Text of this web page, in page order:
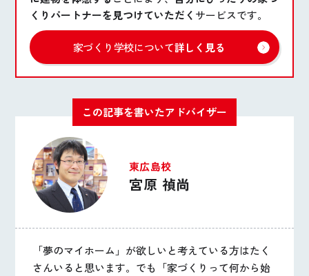
くりパートナーを見つけていただく サービスです。
家づくり学校について詳しく見る
この記事を書いたアドバイザー
東広島校
宮原 禎尚
「夢のマイホーム」が欲しいと考えている方はたく
さんいると思います。でも「家づくりって何から始